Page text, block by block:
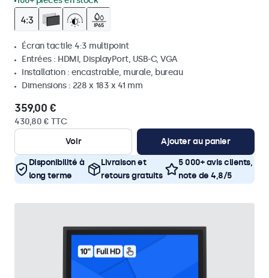
Écran tactile 4:3 multipoint
Entrées : HDMI, DisplayPort, USB-C, VGA
Installation : encastrable, murale, bureau
Dimensions : 228 x 183 x 41 mm
359,00 €
430,80 € TTC
Voir
Ajouter au panier
Disponibilité à
long terme
Livraison et
retours gratuits
5 000+ avis clients,
note de 4,8/5